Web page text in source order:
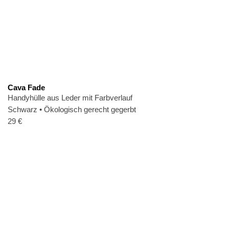
Cava Fade
Handyhülle aus Leder mit Farbverlauf
Schwarz • Ökologisch gerecht gegerbt
29 €